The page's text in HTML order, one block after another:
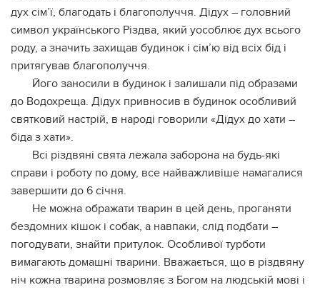
дух сім’ї, благодать і благополуччя. Дідух – головний
символ українського Різдва, який уособлює дух всього
роду, а значить захищав будинок і сім’ю від всіх бід і
притягував благополуччя.
Його заносили в будинок і залишали під образами
до Водохреща. Дідух привносив в будинок особливий
святковий настрій, в народі говорили «Дідух до хати –
біда з хати».
Всі різдвяні свята лежала заборона на будь-які
справи і роботу по дому, все найважливіше намагалися
завершити до 6 січня.
Не можна ображати тварин в цей день, проганяти
бездомних кішок і собак, а навпаки, слід подбати –
погодувати, знайти притулок. Особливої турботи
вимагають домашні тварини. Вважається, що в різдвяну
ніч кожна тварина розмовляє з Богом на людській мові і